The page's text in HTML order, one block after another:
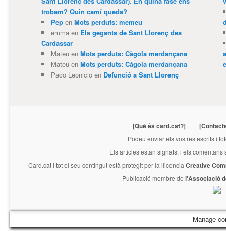
trobam? Quin camí queda?
Pepen Mots perduts: memeu
emmaen Els gegants de Sant Llorenç des
Cardassar
Mateuen Mots perduts: Càgola merdançana
Mateuen Mots perduts: Càgola merdançana
Paco Leonicioen Defunció a Sant Llorenç
[Què és card.cat?]
Podeu enviar els vostres escrits i
Els articles estan signats, i els
Card.cati tot el seu contingut està protegit per la llicencia Creative
Publicació membre de l'Associació
Manage